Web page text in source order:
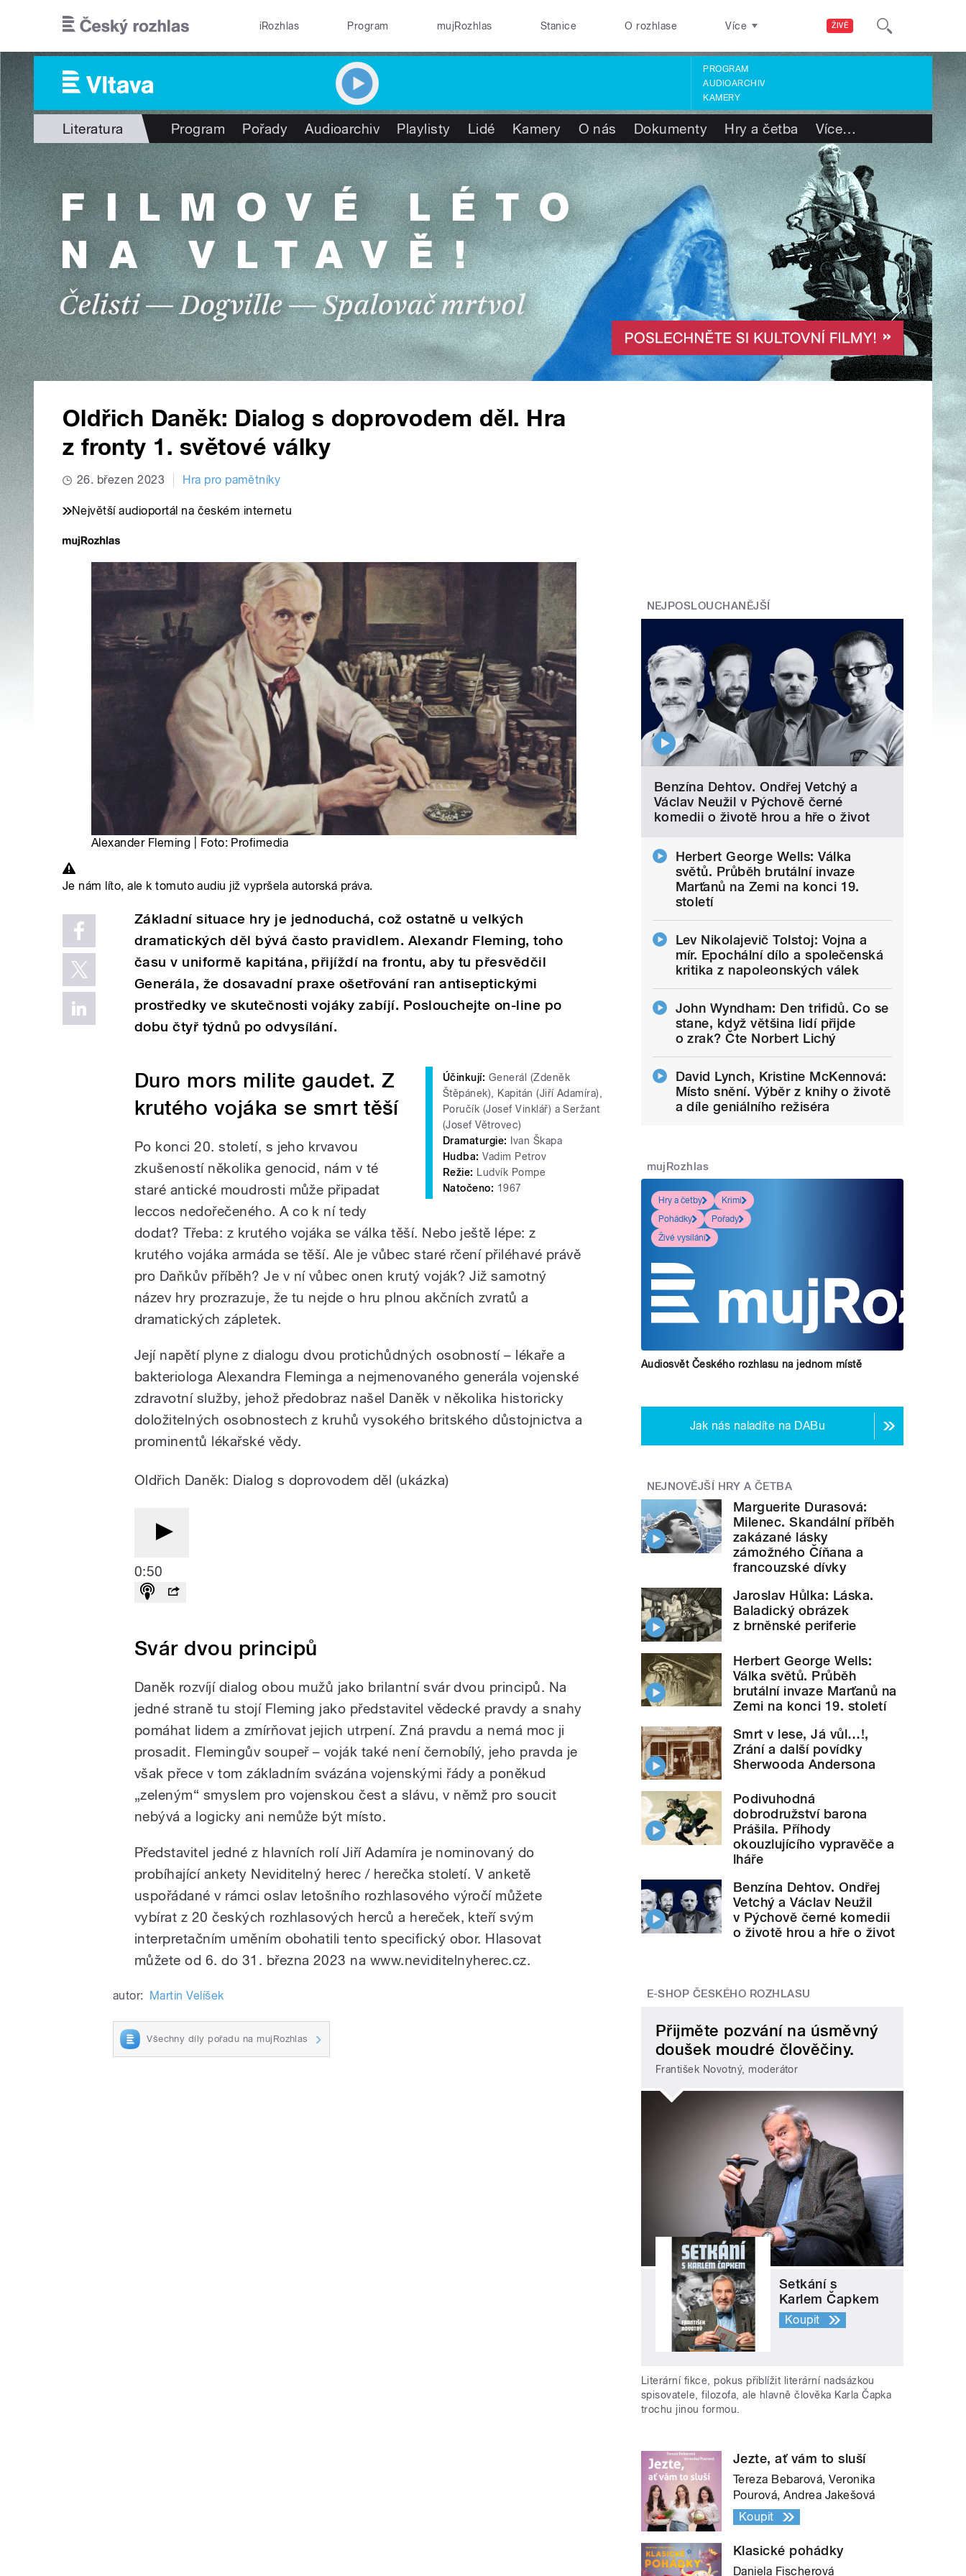
ŽIVĚ
iRozhlas Program mujRozhlas Stanice O rozhlase Více
PROGRAM
AUDIOARCHIV
KAMERY
Literatura Program Pořady Audioarchiv Playlisty Lidé Kamery O nás Dokumenty Hry a četba Více…
Oldřich Daněk: Dialog s doprovodem děl. Hra
z fronty 1. světové války
26. březen 2023 Hra pro pamětníky
Největší audioportál na českém internetu
Alexander Fleming | Foto: Profimedia
Je nám líto, ale k tomuto audiu již vypršela autorská práva.
Základní situace hry je jednoduchá, což ostatně u velkých
dramatických děl bývá často pravidlem. Alexandr Fleming, toho
času v uniformě kapitána, přijíždí na frontu, aby tu přesvědčil
Generála, že dosavadní praxe ošetřování ran antiseptickými
prostředky ve skutečnosti vojáky zabíjí. Poslouchejte on-line po
dobu čtyř týdnů po odvysílání.
Účinkují: Generál (Zdeněk
Štěpánek), Kapitán (Jiří Adamíra),
Poručík (Josef Vinklář) a Seržant
(Josef Větrovec)
Dramaturgie:
Ivan Škapa
Hudba: Vadim Petrov
Režie: Ludvík Pompe
Natočeno: 1967
Duro mors milite gaudet. Z
krutého vojáka se smrt těší
Po konci 20. století, s jeho krvavou
zkušeností několika genocid, nám v té
staré antické moudrosti může připadat
leccos nedořečeného. A co k ní tedy
dodat? Třeba: z krutého vojáka se válka těší. Nebo ještě lépe: z
krutého vojáka armáda se těší. Ale je vůbec staré rčení přiléhavé právě
pro Daňkův příběh? Je v ní vůbec onen krutý voják? Již samotný
název hry prozrazuje, že tu nejde o hru plnou akčních zvratů a
dramatických zápletek.
Její napětí plyne z dialogu dvou protichůdných osobností – lékaře a
bakteriologa Alexandra Fleminga a nejmenovaného generála vojenské
zdravotní služby, jehož předobraz našel Daněk v několika historicky
doložitelných osobnostech z kruhů vysokého britského důstojnictva a
prominentů lékařské vědy.
Oldřich Daněk: Dialog s doprovodem děl (ukázka)
0:50
Svár dvou principů
Daněk rozvíjí dialog obou mužů jako brilantní svár dvou principů. Na
jedné straně tu stojí Fleming jako představitel vědecké pravdy a snahy
pomáhat lidem a zmírňovat jejich utrpení. Zná pravdu a nemá moc ji
prosadit. Flemingův soupeř – voják také není černobílý, jeho pravda je
však přece v tom základním svázána vojenskými řády a poněkud
„zeleným“ smyslem pro vojenskou čest a slávu, v němž pro soucit
nebývá a logicky ani nemůže být místo.
Představitel jedné z hlavních rolí Jiří Adamíra je nominovaný do
probíhající ankety Neviditelný herec / herečka století. V anketě
uspořádané v rámci oslav letošního rozhlasového výročí můžete
vybírat z 20 českých rozhlasových herců a hereček, kteří svým
interpretačním uměním obohatili tento specifický obor. Hlasovat
můžete od 6. do 31. března 2023 na www.neviditelnyherec.cz.
autor: Martin Velíšek
Všechny díly pořadu na mujRozhlas
NEJPOSLOUCHANĚJŠÍ
Benzína Dehtov. Ondřej Vetchý a
Václav Neužil v Pýchově černé
komedii o životě hrou a hře o život
Herbert George Wells: Válka
světů. Průběh brutální invaze
Marťanů na Zemi na konci 19.
století
Lev Nikolajevič Tolstoj: Vojna a
mír. Epochální dílo a společenská
kritika z napoleonských válek
John Wyndham: Den trifidů. Co se
stane, když většina lidí přijde
o zrak? Čte Norbert Lichý
David Lynch, Kristine McKennová:
Místo snění. Výběr z knihy o životě
a díle geniálního režiséra
mujRozhlas
Hry a četby
Krimi
Pohádky
Pořady
Živé vysílání
Audiosvět Českého rozhlasu na jednom místě
Jak nás naladíte na DABu
NEJNOVĚJŠÍ HRY A ČETBA
Marguerite Durasová:
Milenec. Skandální příběh
zakázané lásky
zámožného Číňana a
francouzské dívky
Jaroslav Hůlka: Láska.
Baladický obrázek
z brněnské periferie
Herbert George Wells:
Válka světů. Průběh
brutální invaze Marťanů na
Zemi na konci 19. století
Smrt v lese, Já vůl…!,
Zrání a další povídky
Sherwooda Andersona
Podivuhodná
dobrodružství barona
Prášila. Příhody
okouzlujícího vypravěče a
lháře
Benzína Dehtov. Ondřej
Vetchý a Václav Neužil
v Pýchově černé komedii
o životě hrou a hře o život
E-SHOP ČESKÉHO ROZHLASU
Přijměte pozvání na úsměvný
doušek moudré člověčiny.
František Novotný, moderátor
Setkání s
Karlem Čapkem
Koupit
Literární fikce, pokus přiblížit literární nadsázkou
spisovatele, filozofa, ale hlavně člověka Karla Čapka
trochu jinou formou.
Jezte, ať vám to sluší
Tereza Bebarová, Veronika
Pourová, Andrea Jakešová
Koupit
Klasické pohádky
Daniela Fischerová